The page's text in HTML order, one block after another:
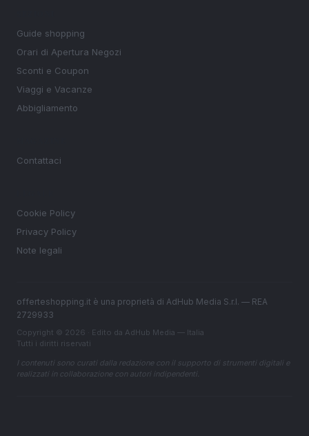
Guide shopping
Orari di Apertura Negozi
Sconti e Coupon
Viaggi e Vacanze
Abbigliamento
Contattaci
Cookie Policy
Privacy Policy
Note legali
offerteshopping.it è una proprietà di AdHub Media S.r.l. — REA
2729933
Copyright © 2026 · Edito da AdHub Media — Italia
Tutti i diritti riservati
I contenuti sono curati dalla redazione con il supporto di strumenti digitali e
realizzati in collaborazione con autori indipendenti.